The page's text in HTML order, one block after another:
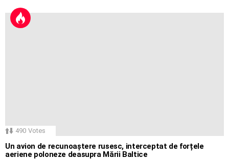
490 Votes
Un avion de recunoaștere rusesc, interceptat de forțele
aeriene poloneze deasupra Mării Baltice